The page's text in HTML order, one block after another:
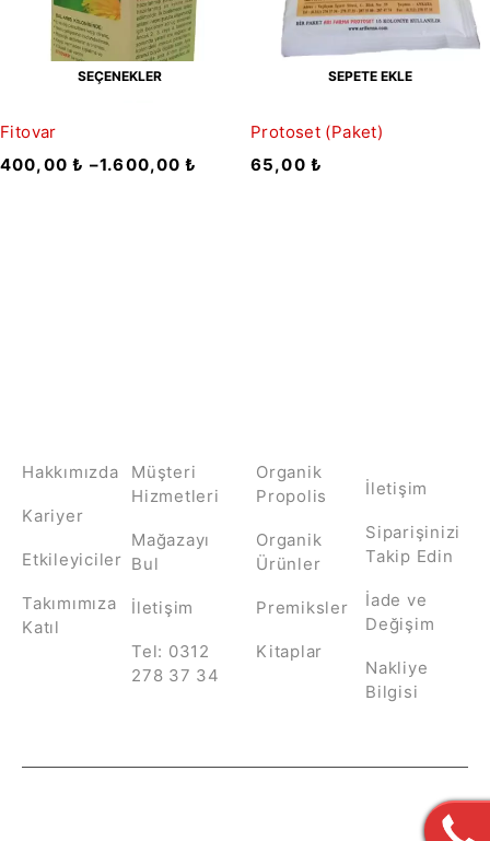
SEÇENEKLER
Fitovar
400,00 ₺ –1.600,00₺
SEPETE EKLE
Protoset (Paket)
65,00 ₺
Müşteri
Hizmetleri
Mağazayı
Bul
İletişim
Tel: 0312
278 37 34
Organik
Propolis
Organik
Ürünler
Premiksler
Kitaplar
Hakkımızda
Kariyer
Etkileyiciler
Takımımıza
Katıl
İletişim
Siparişinizi
Takip Edin
İade ve
Değişim
Nakliye
Bilgisi